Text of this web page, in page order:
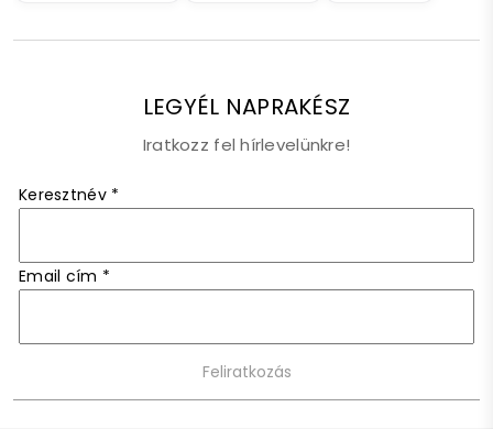
LEGYÉL NAPRAKÉSZ
Iratkozz fel hírlevelünkre!
Keresztnév *
Email cím *